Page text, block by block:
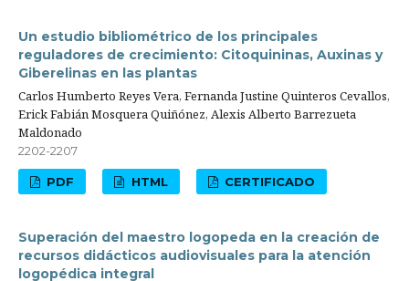
Un estudio bibliométrico de los principales
reguladores de crecimiento: Citoquininas, Auxinas y
Giberelinas en las plantas
Carlos Humberto Reyes Vera, Fernanda Justine Quinteros Cevallos,
Erick Fabián Mosquera Quiñónez, Alexis Alberto Barrezueta
Maldonado
2202-2207
PDF HTML CERTIFICADO
Superación del maestro logopeda en la creación de
recursos didácticos audiovisuales para la atención
logopédica integral